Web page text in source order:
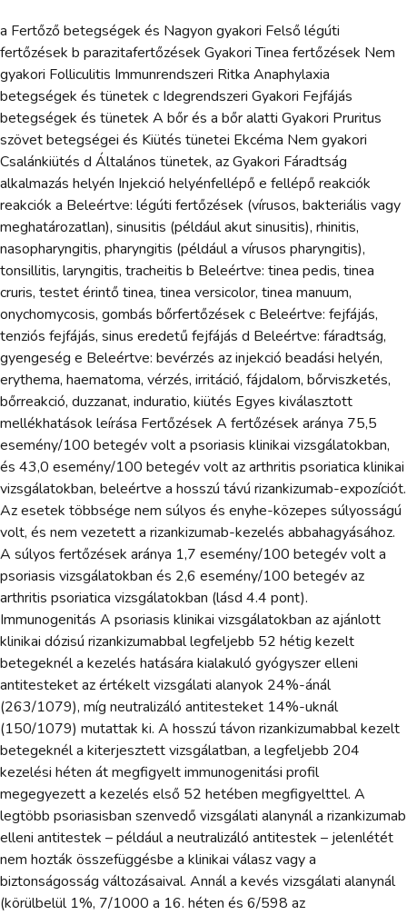
a Fertőző betegségek és Nagyon gyakori Felső légúti
fertőzések b parazitafertőzések Gyakori Tinea fertőzések Nem
gyakori Folliculitis Immunrendszeri Ritka Anaphylaxia
betegségek és tünetek c Idegrendszeri Gyakori Fejfájás
betegségek és tünetek A bőr és a bőr alatti Gyakori Pruritus
szövet betegségei és Kiütés tünetei Ekcéma Nem gyakori
Csalánkiütés d Általános tünetek, az Gyakori Fáradtság
alkalmazás helyén Injekció helyénfellépő e fellépő reakciók
reakciók a Beleértve: légúti fertőzések (vírusos, bakteriális vagy
meghatározatlan), sinusitis (például akut sinusitis), rhinitis,
nasopharyngitis, pharyngitis (például a vírusos pharyngitis),
tonsillitis, laryngitis, tracheitis b Beleértve: tinea pedis, tinea
cruris, testet érintő tinea, tinea versicolor, tinea manuum,
onychomycosis, gombás bőrfertőzések c Beleértve: fejfájás,
tenziós fejfájás, sinus eredetű fejfájás d Beleértve: fáradtság,
gyengeség e Beleértve: bevérzés az injekció beadási helyén,
erythema, haematoma, vérzés, irritáció, fájdalom, bőrviszketés,
bőrreakció, duzzanat, induratio, kiütés Egyes kiválasztott
mellékhatások leírása Fertőzések A fertőzések aránya 75,5
esemény/100 betegév volt a psoriasis klinikai vizsgálatokban,
és 43,0 esemény/100 betegév volt az arthritis psoriatica klinikai
vizsgálatokban, beleértve a hosszú távú rizankizumab-expozíciót.
Az esetek többsége nem súlyos és enyhe-közepes súlyosságú
volt, és nem vezetett a rizankizumab-kezelés abbahagyásához.
A súlyos fertőzések aránya 1,7 esemény/100 betegév volt a
psoriasis vizsgálatokban és 2,6 esemény/100 betegév az
arthritis psoriatica vizsgálatokban (lásd 4.4 pont).
Immunogenitás A psoriasis klinikai vizsgálatokban az ajánlott
klinikai dózisú rizankizumabbal legfeljebb 52 hétig kezelt
betegeknél a kezelés hatására kialakuló gyógyszer elleni
antitesteket az értékelt vizsgálati alanyok 24%-ánál
(263/1079), míg neutralizáló antitesteket 14%-uknál
(150/1079) mutattak ki. A hosszú távon rizankizumabbal kezelt
betegeknél a kiterjesztett vizsgálatban, a legfeljebb 204
kezelési héten át megfigyelt immunogenitási profil
megegyezett a kezelés első 52 hetében megfigyelttel. A
legtöbb psoriasisban szenvedő vizsgálati alanynál a rizankizumab
elleni antitestek – például a neutralizáló antitestek – jelenlétét
nem hozták összefüggésbe a klinikai válasz vagy a
biztonságosság változásaival. Annál a kevés vizsgálati alanynál
(körülbelül 1%, 7/1000 a 16. héten és 6/598 az